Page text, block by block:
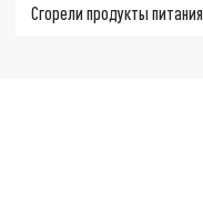
Сгорели продукты питания